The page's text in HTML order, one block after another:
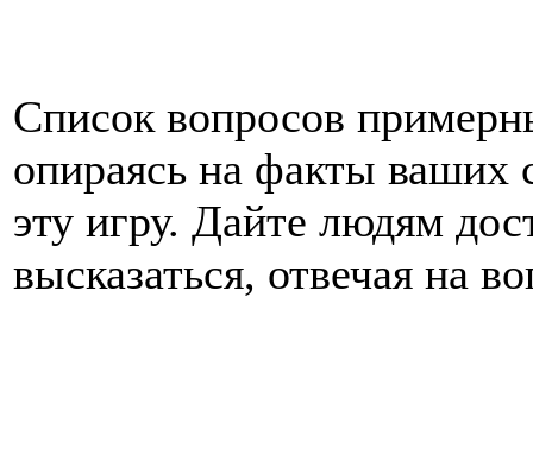
Список вопросов
опираясь на факты ваших
эту игру. Дайте людям
высказаться, отвечая на